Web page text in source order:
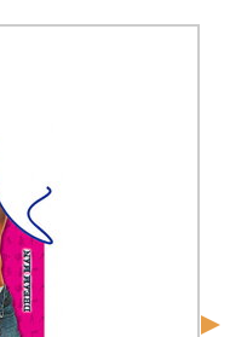
údajov za účelom
s
spoločnosti Bomba